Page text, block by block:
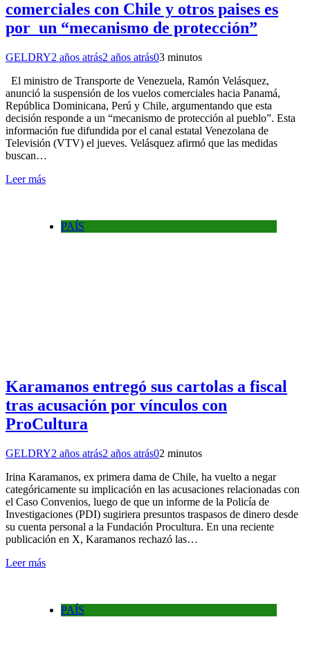
comerciales con Chile y otros paises es
por un “mecanismo de protección”
GELDRY2 años atrás2 años atrás03 minutos
El ministro de Transporte de Venezuela, Ramón Velásquez,
anunció la suspensión de los vuelos comerciales hacia Panamá,
República Dominicana, Perú y Chile, argumentando que esta
decisión responde a un “mecanismo de protección al pueblo”. Esta
información fue difundida por el canal estatal Venezolana de
Televisión (VTV) el jueves. Velásquez afirmó que las medidas
buscan…
Leer más
PAÍS
Karamanos entregó sus cartolas a fiscal
tras acusación por vínculos con
ProCultura
GELDRY2 años atrás2 años atrás02 minutos
Irina Karamanos, ex primera dama de Chile, ha vuelto a negar
categóricamente su implicación en las acusaciones relacionadas con
el Caso Convenios, luego de que un informe de la Policía de
Investigaciones (PDI) sugiriera presuntos traspasos de dinero desde
su cuenta personal a la Fundación Procultura. En una reciente
publicación en X, Karamanos rechazó las…
Leer más
PAÍS